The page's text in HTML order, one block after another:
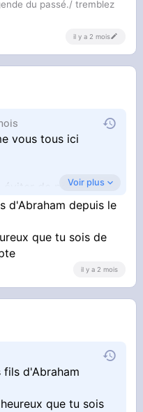
du passé./ tremblez
il y a 2 mois
vous tous ici
éviter de parler..
et la
bien
Voir plus
d'Abraham depuis le
que tu sois de
il y a 2 mois
fils d'Abraham
que tu sois